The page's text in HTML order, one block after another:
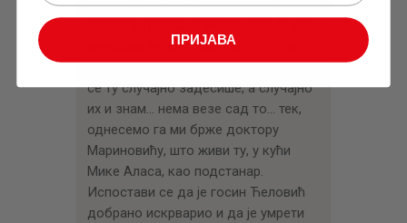
видим – у несвести лежи наш
се кршни Херцеговац простро по
оној калдрми. Брже ја и неки… што
се ту случајно задесише, а случајно
их и знам… нема везе сад то… тек,
однесемо га ми брже доктору
Мариновићу, што живи ту, у кући
Мике Аласа, као подстанар.
Испостави се да је госин Ћеловић
добрано искрварио и да је умрети
ПРИЈАВА